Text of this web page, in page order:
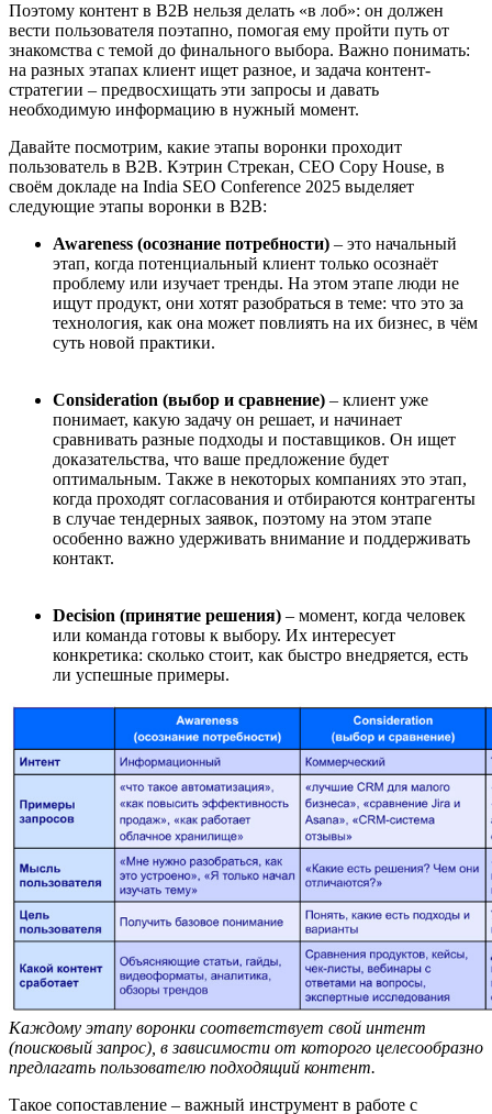
Поэтому контент в B2B нельзя делать «в лоб»: он должен
вести пользователя поэтапно, помогая ему пройти путь от
знакомства с темой до финального выбора. Важно понимать:
на разных этапах клиент ищет разное, и задача контент-
стратегии – предвосхищать эти запросы и давать
необходимую информацию в нужный момент.
Давайте посмотрим, какие этапы воронки проходит
пользователь в B2B. Кэтрин Стрекан, CEO Copy House, в
своём докладе на India SEO Conference 2025 выделяет
следующие этапы воронки в B2B:
Awareness (осознание потребности) – это начальный
этап, когда потенциальный клиент только осознаёт
проблему или изучает тренды. На этом этапе люди не
ищут продукт, они хотят разобраться в теме: что это за
технология, как она может повлиять на их бизнес, в чём
суть новой практики.
Consideration (выбор и сравнение) – клиент уже
понимает, какую задачу он решает, и начинает
сравнивать разные подходы и поставщиков. Он ищет
доказательства, что ваше предложение будет
оптимальным. Также в некоторых компаниях это этап,
когда проходят согласования и отбираются контрагенты
в случае тендерных заявок, поэтому на этом этапе
особенно важно удерживать внимание и поддерживать
контакт.
Decision (принятие решения) – момент, когда человек
или команда готовы к выбору. Их интересует
конкретика: сколько стоит, как быстро внедряется, есть
ли успешные примеры.
Каждому этапу воронки соответствует свой интент
(поисковый запрос) , в зависимости от которого целесообразно
предлагать пользователю подходящий контент.
Такое сопоставление – важный инструмент в работе с